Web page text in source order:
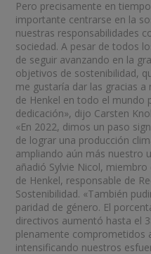
Pero precisamente en
importante centrarse en la
nuestras responsabilidades
sociedad. A pesar de todos
de seguir avanzando en la
objetivos de sostenibilidad,
me gustaría dar las gracias
de Henkel en todo el
dedicación», dijo Carsten
«En 2022, dimos un paso
de lograr una producción
ampliando aún más nuestro
añadió Sylvie Nicol,
de Henkel, responsable de
Sostenibilidad. «También
paridad de género. El
directivos aumentó hasta el
plenamente comprometidos
intensificando nuestros